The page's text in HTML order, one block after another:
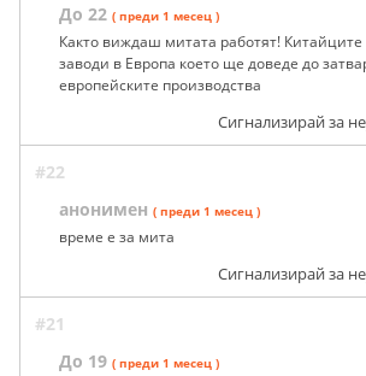
До 22 ( преди 1 месец )
Както виждаш митата работят! Китайците
заводи в Европа което ще доведе до
европейските производства
Сигнализирай за
#22
анонимен ( преди 1 месец )
време е за мита
Сигнализирай за
#21
До 19 ( преди 1 месец )